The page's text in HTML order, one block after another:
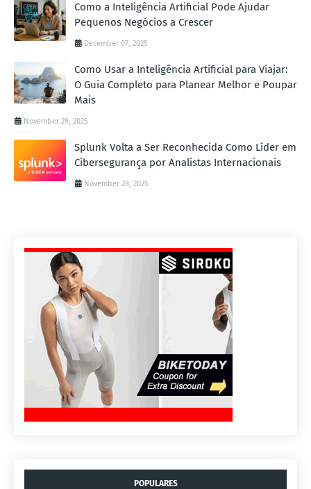
Como a Inteligência Artificial Pode Ajudar
Pequenos Negócios a Crescer
December 07, 2025
Como Usar a Inteligência Artificial para Viajar:
O Guia Completo para Planear Melhor e Poupar
Mais
November 29, 2025
Splunk Volta a Ser Reconhecida Como Líder em
Cibersegurança por Analistas Internacionais
November 28, 2025
POPULARES